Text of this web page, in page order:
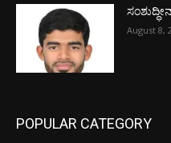
August 8,
POPULAR CATEGORY